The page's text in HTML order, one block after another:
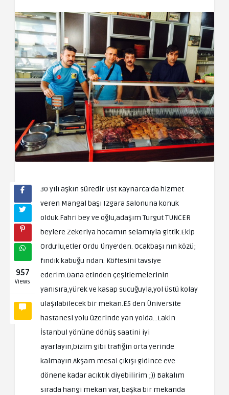
957
Views
30 yılı aşkın süredir Üst Kaynarca’da hizmet
veren Mangal başı Izgara Salonuna konuk
olduk.Fahri bey ve oğlu,adaşım Turgut TUNCER
beylere Zekeriya hocamın selamıyla gittik.Ekip
Ordu’lu,etler Ordu Ünye’den. Ocakbaşı nın közü;
fındık kabuğu ndan. Köftesini tavsiye
ederim.Dana etinden çeşitlemelerinin
yanısıra,yürek ve kasap sucuğuyla,yol üstü kolay
ulaşılabilecek bir mekan.E5 den Üniversite
hastanesi yolu üzerinde yan yolda…Lakin
İstanbul yönüne dönüş saatini iyi
ayarlayın,bizim gibi trafiğin orta yerinde
kalmayın.Akşam mesai çıkışı gidince eve
dönene kadar acıktık diyebilirim ;)) Bakalım
sırada hangi mekan var, başka bir mekanda